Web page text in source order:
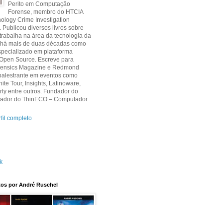
Perito em Computação
Forense, membro do HTCIA
Crime Investigation
Publicou diversos livros sobre
na área da tecnologia da
mais de duas décadas como
em plataforma
Source. Escreve para
Magazine e Redmond
em eventos como
Tour, Insights, Latinoware,
entre outros. Fundador do
do ThinECO – Computador
completo
por André Ruschel